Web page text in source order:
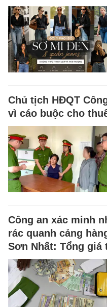
Chủ tịch HĐQT
vì cáo buộc cho
Công an xác minh
rác quanh cảng
Sơn Nhất: Tổng